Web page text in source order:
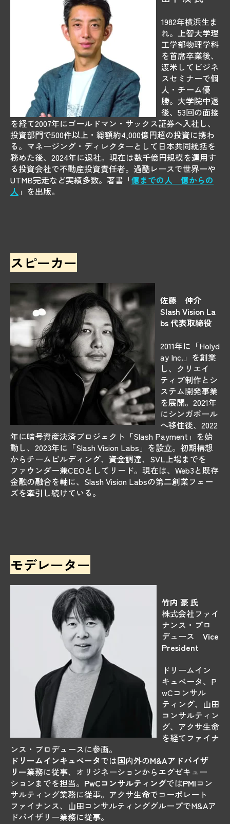
1982年横浜生ま
れ。上智大学理
工学部物理学科
を首席卒業後、
渡米してビジネ
スセミナーで個
人・チーム優
勝。大学院中退
後、53回の面接
を経て2007年にゴールドマン・サックス証券へ入社し、
投資部門で500件以上・総額約4,000億円超の投資に携わ
る。マネージング・ディレクターとして日本共同統括を
務めた後、2024年に退社。現在は数千億円規模を運用す
る投資会社で不動産投資責任者。過酷レースで世界一や
UTMB完走など実績多数。著書「億までの人 億からの
人 」を出版。
スピーカー
佐藤 伸介
Slash Vision La
bs 代表取締役
2011年に「Holyd
ay Inc.」を創業
し、クリエイ
ティブ制作とシ
ステム開発事業
を展開。2021年
にシンガポール
へ移住後、2022
年に暗号資産決済プロジェクト「Slash Payment」を始
動し、2023年に「Slash Vision Labs」を設立。初期構想
からチームビルディング、資金調達、SVL上場までを
ファウンダー兼CEOとしてリード。現在は、Web3と既存
金融の融合を軸に、Slash Vision Labsの第二創業フェー
ズを牽引し続けている。
モデレーター
​竹内 豪 氏
株式会社ファイ
ナンス・プロ
デュース Vice
President
ドリームイン
キュベータ、P
wCコンサル
ティング、山田
コンサルティン
グ、アクサ生命
を経てファイナ
ンス・プロデュースに参画。
ドリームインキュベータでは国内外のM&Aアドバイザ
リー業務に従事、オリジネーションからエグゼキュー
ションまでを担当。 PwCコンサルティングではPMIコン
サルティング業務に従事。アクサ生命でコーポレート
ファイナンス、山田コンサルティンググループでM&Aア
ドバイザリー業務に従事。